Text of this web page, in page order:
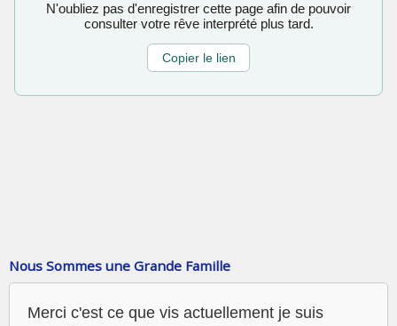
N'oubliez pas d'enregistrer cette page afin de pouvoir
consulter votre rêve interprété plus tard.
Copier le lien
Nous Sommes une Grande Famille
Merci c'est ce que vis actuellement je suis